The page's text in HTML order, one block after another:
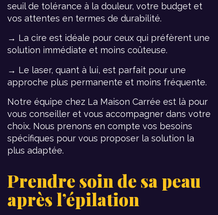
seuil de tolérance à la douleur, votre budget et
vos attentes en termes de durabilité.
→ La cire est idéale pour ceux qui préfèrent une
solution immédiate et moins coûteuse.
→ Le laser, quant à lui, est parfait pour une
approche plus permanente et moins fréquente.
Notre équipe chez La Maison Carrée est là pour
vous conseiller et vous accompagner dans votre
choix. Nous prenons en compte vos besoins
spécifiques pour vous proposer la solution la
plus adaptée.
Prendre soin de sa peau
après l’épilation